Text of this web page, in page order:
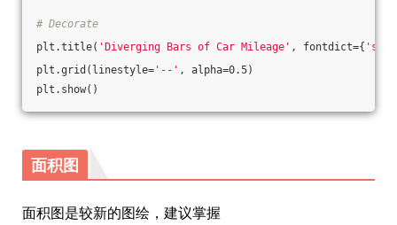
# Decorate
plt.title( 'Diverging Bars of Car Mileage' , fontdict={
plt.grid(linestyle= '--' , alpha=0.5)
plt.show()
面积图
面积图是较新的图绘，建议掌握